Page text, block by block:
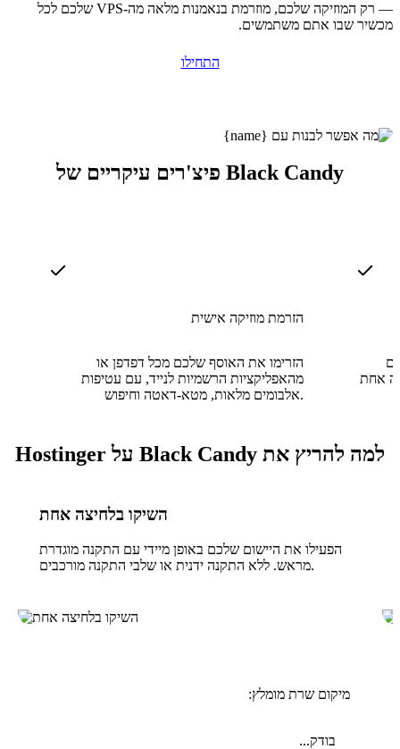
— רק המוזיקה שלכם, מוזרמת בנאמנות מלאה מה-VPS שלכם לכל
מכשיר שבו אתם משתמשים.
התחילו
פיצ'רים עיקריים של Black Candy
הזרמת מוזיקה אישית
הזרימו את האוסף שלכם מכל דפדפן או
מהאפליקציות הרשמיות לנייד, עם עטיפות
אלבומים מלאות, מטא-דאטה וחיפוש.
אחת
למה להריץ את Black Candy על Hostinger
השיקו בלחיצה אחת
הפעילו את היישום שלכם באופן מיידי עם התקנה מוגדרת
מראש. ללא התקנה ידנית או שלבי התקנה מורכבים.
מיקום שרת מומלץ:
בודק...